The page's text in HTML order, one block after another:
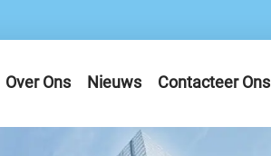
Over Ons Nieuws Contacteer Ons